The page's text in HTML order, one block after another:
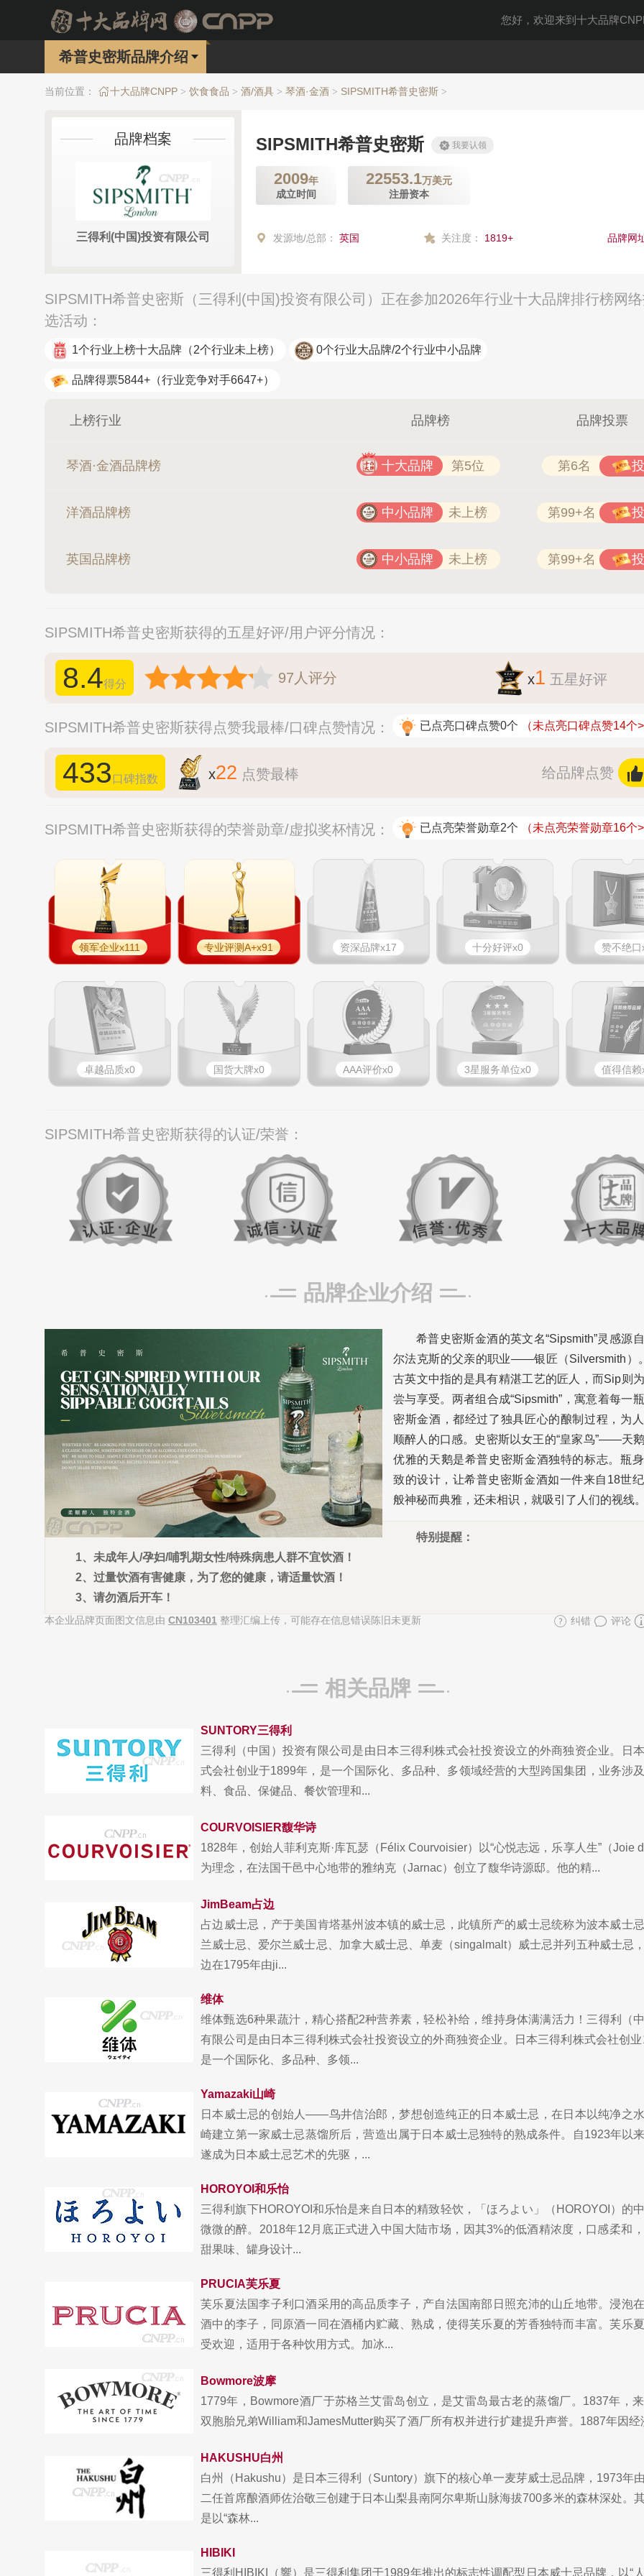
您好，欢迎来到十大品牌
希普史密斯品牌介绍
当前位置： 十大品牌CNPP > 饮食食品 > 酒/酒具 > 琴酒·金酒 > SIPSMITH希普史密斯 >
品牌档案
三得利(中国)投资有限公司
SIPSMITH希普史密斯 我要认领
2009年
成立时间
22553.1万美元
注册资本
发源地/总部： 英国 关注度： 1819+ 品牌网
SIPSMITH希普史密斯（三得利(中国)投资有限公司）正在参加2026年行业十大品牌排行榜网
选活动：
1个行业上榜十大品牌 （2个行业未上榜） 0个行业大品牌/2个行业中小品牌
品牌得票5844+ （行业竞争对手6647+）
上榜行业 品牌榜 品牌投票
琴酒·金酒品牌榜 十大品牌 第5位 第6名
洋酒品牌榜 中小品牌 未上榜 第99+名
英国品牌榜 中小品牌 未上榜 第99+名
SIPSMITH希普史密斯获得的五星好评/用户评分情况：
8.4得分 97 人评分 x1 五星好评
SIPSMITH希普史密斯获得点赞我最棒/口碑点赞情况： 已点亮口碑点赞0个 （未点亮口碑点赞14个
433口碑指数 x22 点赞最棒 给品牌点赞
SIPSMITH希普史密斯获得的荣誉勋章/虚拟奖杯情况： 已点亮荣誉勋章2个 （未点亮荣誉勋章16个
领军企业x111 专业评测A+x91 资深品牌x17 十分好评x0 赞不绝口
卓越品质x0 国货大牌x0 AAA评价x0 3星服务单位x0 值得信赖
SIPSMITH希普史密斯获得的认证/荣誉：
品牌企业介绍
希普史密斯金酒的英文名“Sipsmith”灵感源
尔法克斯的父亲的职业——银匠（Silversmith）
古英文中指的是具有精湛工艺的匠人，而Sip则
尝与享受。两者组合成“Sipsmith”，寓意着每一
密斯金酒，都经过了独具匠心的酿制过程，为
顺醉人的口感。史密斯以女王的“皇家鸟”——天
优雅的天鹅是希普史密斯金酒独特的标志。瓶
致的设计，让希普史密斯金酒如一件来自18世
般神秘而典雅，还未相识，就吸引了人们的视线
特别提醒：
1、未成年人/孕妇/哺乳期女性/特殊病患人群不宜饮酒！
2、过量饮酒有害健康，为了您的健康，请适量饮酒！
3、请勿酒后开车！
本企业品牌页面图文信息由 CN103401 整理汇编上传，可能存在信息错误陈旧未更新 纠错 评论
相关品牌
SUNTORY三得利
三得利（中国）投资有限公司是由日本三得利株式会社投资设立的外商独资企业。日
式会社创业于1899年，是一个国际化、多品种、多领域经营的大型跨国集团，业务涉
料、食品、保健品、餐饮管理和...
COURVOISIER馥华诗
1828年，创始人菲利克斯·库瓦瑟（Félix Courvoisier）以“心悦志远，乐享人生”（Joie
为理念，在法国干邑中心地带的雅纳克（Jarnac）创立了馥华诗源邸。他的精...
JimBeam占边
占边威士忌，产于美国肯塔基州波本镇的威士忌，此镇所产的威士忌统称为波本威士
兰威士忌、爱尔兰威士忌、加拿大威士忌、单麦（singalmalt）威士忌并列五种威士忌
边在1795年由ji...
维体
维体甄选6种果蔬汁，精心搭配2种营养素，轻松补给，维持身体满满活力！三得利（
有限公司是由日本三得利株式会社投资设立的外商独资企业。日本三得利株式会社创
是一个国际化、多品种、多领...
Yamazaki山崎
日本威士忌的创始人——鸟井信治郎，梦想创造纯正的日本威士忌，在日本以纯净之
崎建立第一家威士忌蒸馏所后，营造出属于日本威士忌独特的熟成条件。自1923年以
遂成为日本威士忌艺术的先驱，...
HOROYOI和乐怡
三得利旗下HOROYOI和乐怡是来自日本的精致轻饮，「ほろよい」（HOROYOI）的
微微的醉。2018年12月底正式进入中国大陆市场，因其3%的低酒精浓度，口感柔和
甜果味、罐身设计...
PRUCIA芙乐夏
芙乐夏法国李子利口酒采用的高品质李子，产自法国南部日照充沛的山丘地带。浸泡
酒中的李子，同原酒一同在酒桶内贮藏、熟成，使得芙乐夏的芳香独特而丰富。芙乐
受欢迎，适用于各种饮用方式。加冰...
Bowmore波摩
1779年，Bowmore酒厂于苏格兰艾雷岛创立，是艾雷岛最古老的蒸馏厂。1837年，
双胞胎兄弟William和JamesMutter购买了酒厂所有权并进行扩建提升声誉。1887年因经
HAKUSHU白州
白州（Hakushu）是日本三得利（Suntory）旗下的核心单一麦芽威士忌品牌，1973年
二任首席酿酒师佐治敬三创建于日本山梨县南阿尔卑斯山脉海拔700多米的森林深处。
是以“森林...
HIBIKI
三得利HIBIKI（響）是三得利集团于1989年推出的标志性调配型日本威士忌品牌，以“